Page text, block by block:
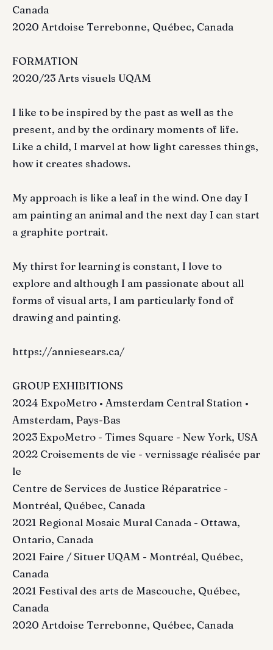
Canada
2020 Artdoise Terrebonne, Québec, Canada
FORMATION
2020/23 Arts visuels UQAM
I like to be inspired by the past as well as the
present, and by the ordinary moments of life.
Like a child, I marvel at how light caresses things,
how it creates shadows.
My approach is like a leaf in the wind. One day I
am painting an animal and the next day I can start
a graphite portrait.
My thirst for learning is constant, I love to
explore and although I am passionate about all
forms of visual arts, I am particularly fond of
drawing and painting.
https://anniesears.ca/
GROUP EXHIBITIONS
2024 ExpoMetro • Amsterdam Central Station •
Amsterdam, Pays-Bas
2023 ExpoMetro - Times Square - New York, USA
2022 Croisements de vie - vernissage réalisée par
le
Centre de Services de Justice Réparatrice -
Montréal, Québec, Canada
2021 Regional Mosaic Mural Canada - Ottawa,
Ontario, Canada
2021 Faire / Situer UQAM - Montréal, Québec,
Canada
2021 Festival des arts de Mascouche, Québec,
Canada
2020 Artdoise Terrebonne, Québec, Canada